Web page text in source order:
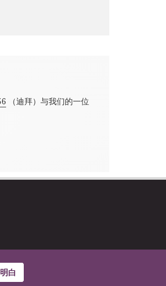
（迪拜）与我们的一位
明白